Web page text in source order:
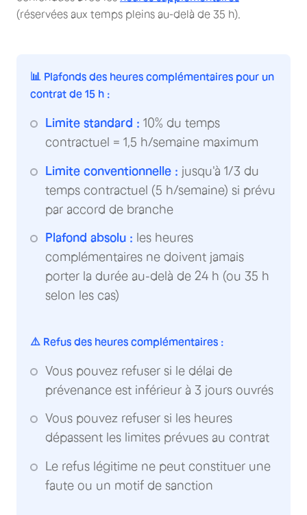
(réservées aux temps pleins au-delà de 35 h).
📊 Plafonds des heures complémentaires pour un
contrat de 15 h :
Limite standard : 10% du temps
contractuel = 1,5 h/semaine maximum
Limite conventionnelle : jusqu'à 1/3 du
temps contractuel (5 h/semaine) si prévu
par accord de branche
Plafond absolu : les heures
complémentaires ne doivent jamais
porter la durée au-delà de 24 h (ou 35 h
selon les cas)
⚠️ Refus des heures complémentaires :
Vous pouvez refuser si le délai de
prévenance est inférieur à 3 jours ouvrés
Vous pouvez refuser si les heures
dépassent les limites prévues au contrat
Le refus légitime ne peut constituer une
faute ou un motif de sanction